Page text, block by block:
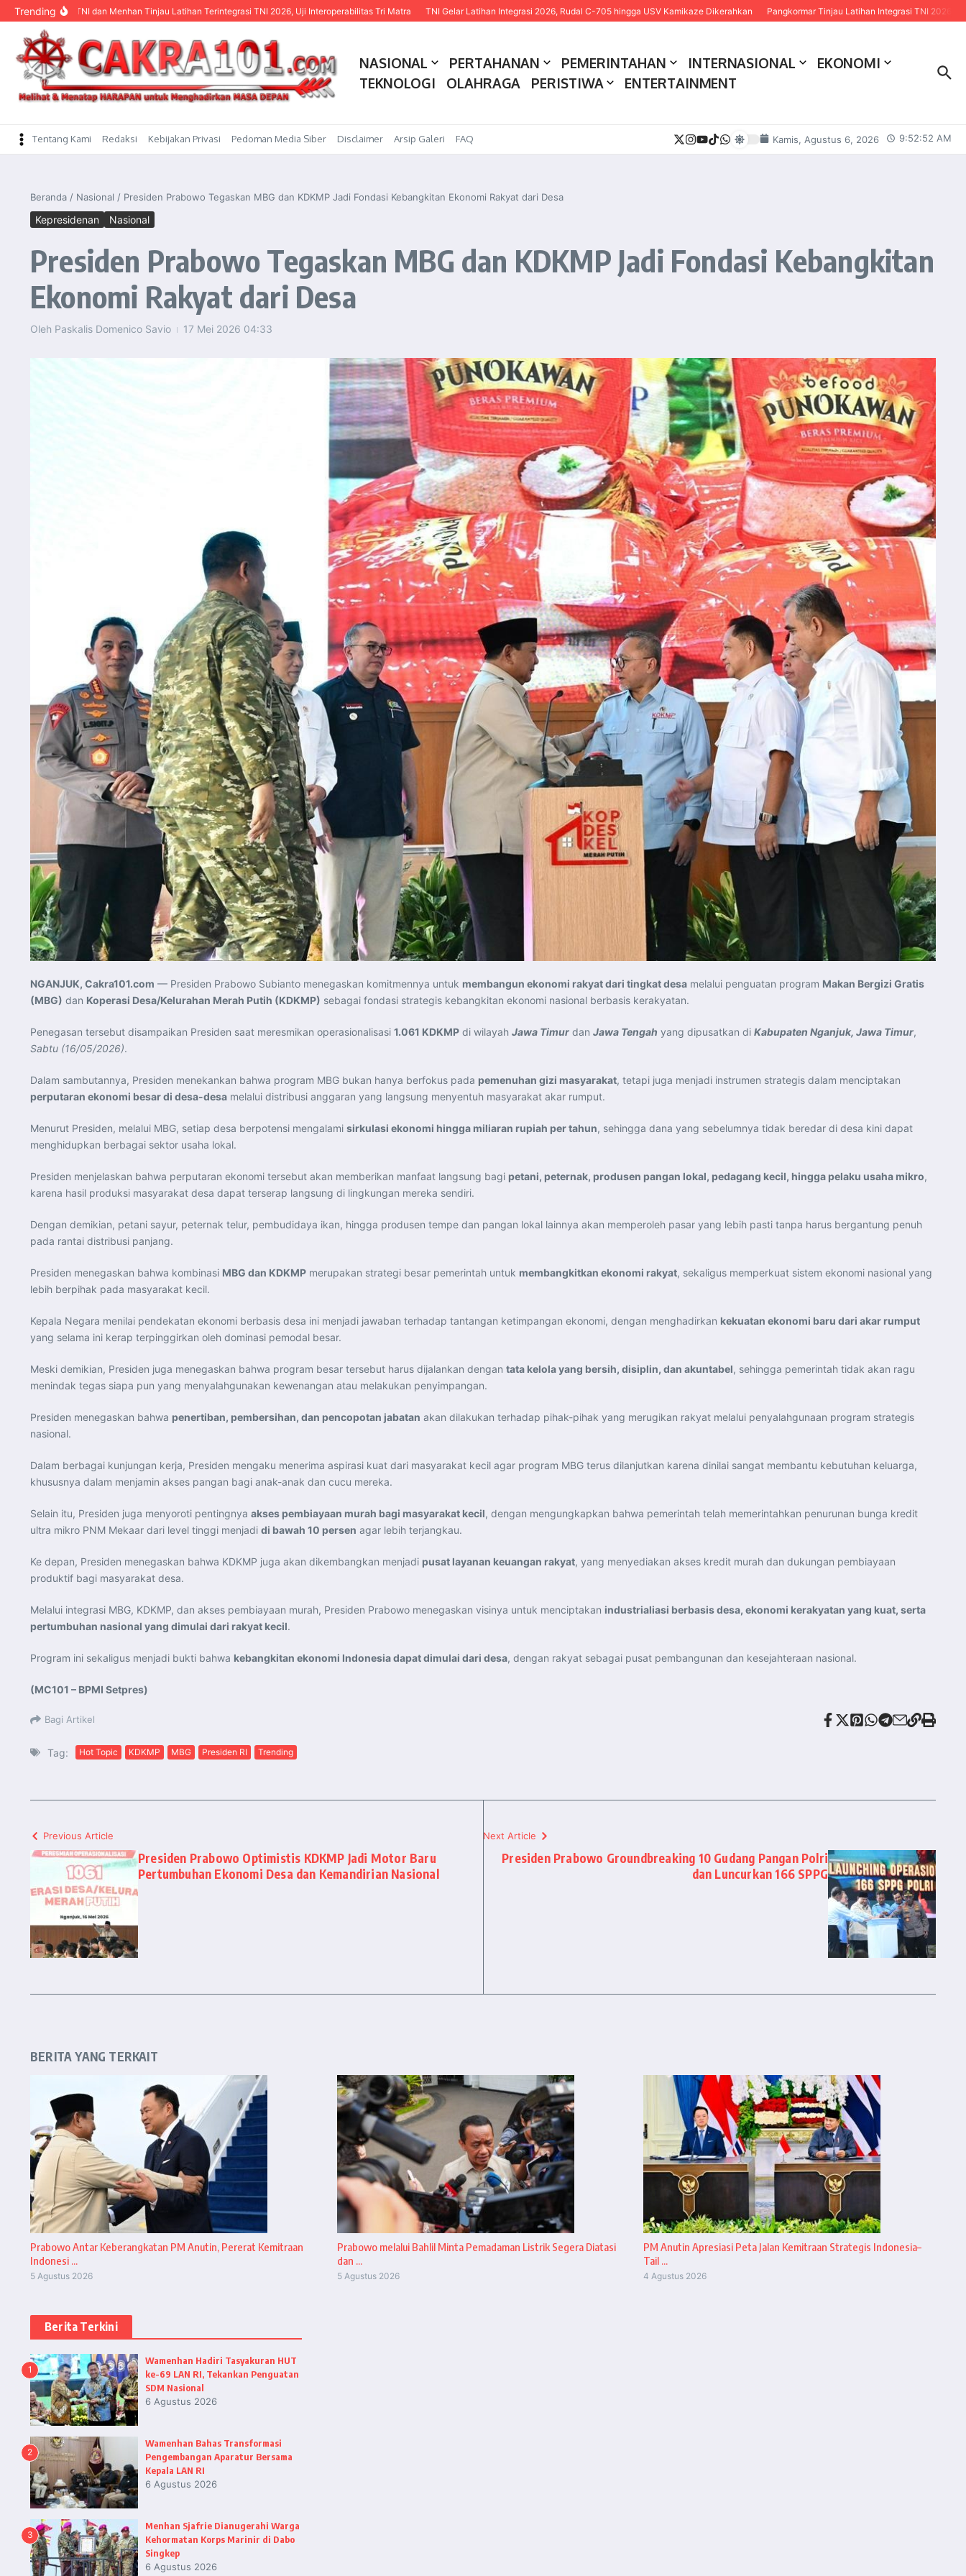
content
Trending
TNI dan Menhan Tinjau Latihan Terintegrasi TNI 2026, Uji Interoperabilitas Tri Matra TNI Gelar Latihan Integrasi 2026, Rudal C-705 hingga USV Kamikaze Dikerahkan Pangkormar Tinjau Latihan Integrasi TNI 2026, Tekankan
NASIONAL PERTAHANAN PEMERINTAHAN INTERNASIONAL
EKONOMI
TEKNOLOGI
OLAHRAGA PERISTIWA ENTERTAINMENT
Tentang Kami Redaksi Kebijakan Privasi Pedoman Media Siber Disclaimer Arsip Galeri FAQ Kamis, Agustus 6, 2026 9:52:53 AM
Beranda / Nasional / Presiden Prabowo Tegaskan MBG dan KDKMP Jadi Fondasi Kebangkitan Ekonomi Rakyat dari Desa
Kepresidenan Nasional
Presiden Prabowo Tegaskan MBG dan KDKMP Jadi Fondasi Kebangkitan
Ekonomi Rakyat dari Desa
Oleh Paskalis Domenico Savio 17 Mei 2026 04:33
NGANJUK, Cakra101.com — Presiden Prabowo Subianto menegaskan komitmennya untuk membangun ekonomi rakyat dari tingkat desa melalui penguatan program Makan Bergizi Gratis
(MBG) dan Koperasi Desa/Kelurahan Merah Putih (KDKMP) sebagai fondasi strategis kebangkitan ekonomi nasional berbasis kerakyatan.
Penegasan tersebut disampaikan Presiden saat meresmikan operasionalisasi 1.061 KDKMP di wilayah Jawa Timur dan Jawa Tengah yang dipusatkan di Kabupaten Nganjuk, Jawa Timur,
Sabtu (16/05/2026).
Dalam sambutannya, Presiden menekankan bahwa program MBG bukan hanya berfokus pada pemenuhan gizi masyarakat, tetapi juga menjadi instrumen strategis dalam menciptakan
perputaran ekonomi besar di desa-desa melalui distribusi anggaran yang langsung menyentuh masyarakat akar rumput.
Menurut Presiden, melalui MBG, setiap desa berpotensi mengalami sirkulasi ekonomi hingga miliaran rupiah per tahun, sehingga dana yang sebelumnya tidak beredar di desa kini dapat
menghidupkan berbagai sektor usaha lokal.
Presiden menjelaskan bahwa perputaran ekonomi tersebut akan memberikan manfaat langsung bagi petani, peternak, produsen pangan lokal, pedagang kecil, hingga pelaku usaha mikro,
karena hasil produksi masyarakat desa dapat terserap langsung di lingkungan mereka sendiri.
Dengan demikian, petani sayur, peternak telur, pembudidaya ikan, hingga produsen tempe dan pangan lokal lainnya akan memperoleh pasar yang lebih pasti tanpa harus bergantung penuh
pada rantai distribusi panjang.
Presiden menegaskan bahwa kombinasi MBG dan KDKMP merupakan strategi besar pemerintah untuk membangkitkan ekonomi rakyat, sekaligus memperkuat sistem ekonomi nasional yang
lebih berpihak pada masyarakat kecil.
Kepala Negara menilai pendekatan ekonomi berbasis desa ini menjadi jawaban terhadap tantangan ketimpangan ekonomi, dengan menghadirkan kekuatan ekonomi baru dari akar rumput
yang selama ini kerap terpinggirkan oleh dominasi pemodal besar.
Meski demikian, Presiden juga menegaskan bahwa program besar tersebut harus dijalankan dengan tata kelola yang bersih, disiplin, dan akuntabel, sehingga pemerintah tidak akan ragu
menindak tegas siapa pun yang menyalahgunakan kewenangan atau melakukan penyimpangan.
Presiden menegaskan bahwa penertiban, pembersihan, dan pencopotan jabatan akan dilakukan terhadap pihak-pihak yang merugikan rakyat melalui penyalahgunaan program strategis
nasional.
Dalam berbagai kunjungan kerja, Presiden mengaku menerima aspirasi kuat dari masyarakat kecil agar program MBG terus dilanjutkan karena dinilai sangat membantu kebutuhan keluarga,
khususnya dalam menjamin akses pangan bagi anak-anak dan cucu mereka.
Selain itu, Presiden juga menyoroti pentingnya akses pembiayaan murah bagi masyarakat kecil, dengan mengungkapkan bahwa pemerintah telah memerintahkan penurunan bunga kredit
ultra mikro PNM Mekaar dari level tinggi menjadi di bawah 10 persen agar lebih terjangkau.
Ke depan, Presiden menegaskan bahwa KDKMP juga akan dikembangkan menjadi pusat layanan keuangan rakyat, yang menyediakan akses kredit murah dan dukungan pembiayaan
produktif bagi masyarakat desa.
Melalui integrasi MBG, KDKMP, dan akses pembiayaan murah, Presiden Prabowo menegaskan visinya untuk menciptakan industrialiasi berbasis desa, ekonomi kerakyatan yang kuat, serta
pertumbuhan nasional yang dimulai dari rakyat kecil.
Program ini sekaligus menjadi bukti bahwa kebangkitan ekonomi Indonesia dapat dimulai dari desa, dengan rakyat sebagai pusat pembangunan dan kesejahteraan nasional.
(MC101 – BPMI Setpres)
Bagi Artikel
Tag: Hot Topic KDKMP MBG Presiden RI Trending
Previous Article
Presiden Prabowo Optimistis KDKMP Jadi Motor Baru
Pertumbuhan Ekonomi Desa dan Kemandirian Nasional
Next Article
Presiden Prabowo Groundbreaking 10 Gudang Pangan Polri
dan Luncurkan 166 SPPG
BERITA YANG TERKAIT
Prabowo Antar Keberangkatan PM Anutin, Pererat Kemitraan
Indonesi ...
5 Agustus 2026
Prabowo melalui Bahlil Minta Pemadaman Listrik Segera Diatasi
dan ...
5 Agustus 2026
PM Anutin Apresiasi Peta Jalan Kemitraan Strategis Indonesia–
Tail ...
4 Agustus 2026
Berita Terkini
1
Wamenhan Hadiri Tasyakuran HUT
ke-69 LAN RI, Tekankan Penguatan
SDM Nasional
6 Agustus 2026
2
Wamenhan Bahas Transformasi
Pengembangan Aparatur Bersama
Kepala LAN RI
6 Agustus 2026
3
Menhan Sjafrie Dianugerahi Warga
Kehormatan Korps Marinir di Dabo
Singkep
6 Agustus 2026